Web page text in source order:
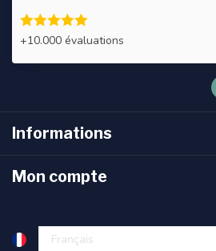
+10.000 évaluations
Informations
Mon compte